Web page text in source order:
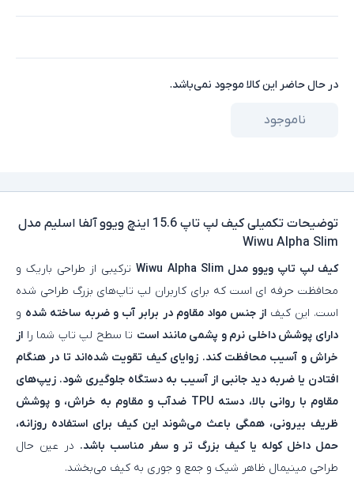
در حال حاضر این کالا موجود نمی‌باشد.
ناموجود
توضیحات تکمیلی
کیف لپ تاپ 15.6 اینچ ویوو آلفا اسلیم مدل
Wiwu Alpha Slim
کیف لپ تاپ ویوو مدل Wiwu Alpha Slim
ترکیبی از طراحی باریک و
محافظت حرفه‌ ای است که برای کاربران لپ‌ تاپ‌های بزرگ طراحی شده
است. این کیف از جنس مواد مقاوم در برابر آب و ضربه ساخته شده و
دارای پوشش داخلی نرم و پشمی مانند است تا سطح لپ‌ تاپ شما را از
خراش و آسیب محافظت کند. زوایای کیف تقویت شده‌اند تا در هنگام
افتادن یا ضربه دید جانبی از آسیب به دستگاه جلوگیری شود. زیپ‌های
مقاوم با روانی بالا، دسته TPU ضدآب و مقاوم به خراش، و پوشش
ظریف بیرونی، همگی باعث می‌شوند این کیف برای استفاده روزانه،
حمل داخل کوله یا کیف بزرگ‌ تر و سفر مناسب باشد. در عین حال
طراحی مینیمال ظاهر شیک و جمع‌ و جوری به کیف می‌بخشد.